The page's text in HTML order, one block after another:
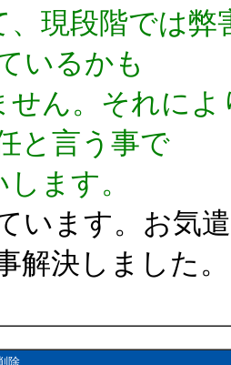
、現段階では
いるかも
せん。それに
と言う事で
ます。
います。お気
解決しました。
除